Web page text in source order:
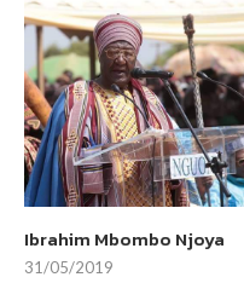
Ibrahim Mbombo Njoya
31/05/2019